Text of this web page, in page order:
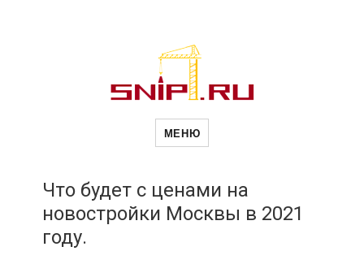
Новости
МЕНЮ
Что будет с ценами на
новостройки Москвы в 2021
году.